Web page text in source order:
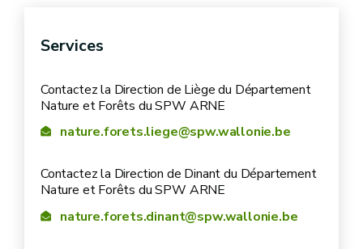
Services
Contactez la Direction de Liège du Département
Nature et Forêts du SPW ARNE
nature.forets.liege@spw.wallonie.be
Contactez la Direction de Dinant du Département
Nature et Forêts du SPW ARNE
nature.forets.dinant@spw.wallonie.be